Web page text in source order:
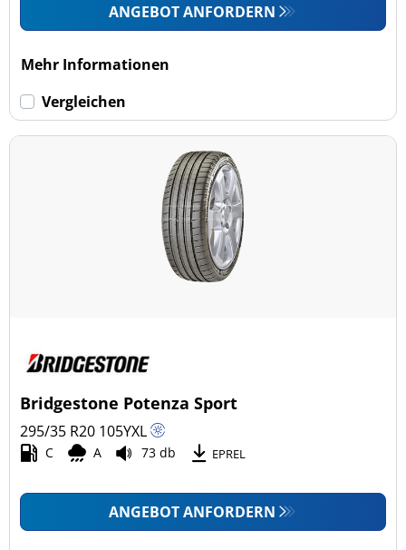
ANGEBOT ANFORDERN
Mehr Informationen
Vergleichen
Bridgestone Potenza Sport
295/35 R20 105YXL
C A 73 db EPREL
ANGEBOT ANFORDERN